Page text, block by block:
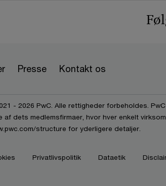
Presse Kontakt os
- 2026 PwC. Alle rettigheder forbeholdes.
af dets medlemsfirmaer, hvor hver enkelt
structure for yderligere detaljer.
Privatlivspolitik Dataetik